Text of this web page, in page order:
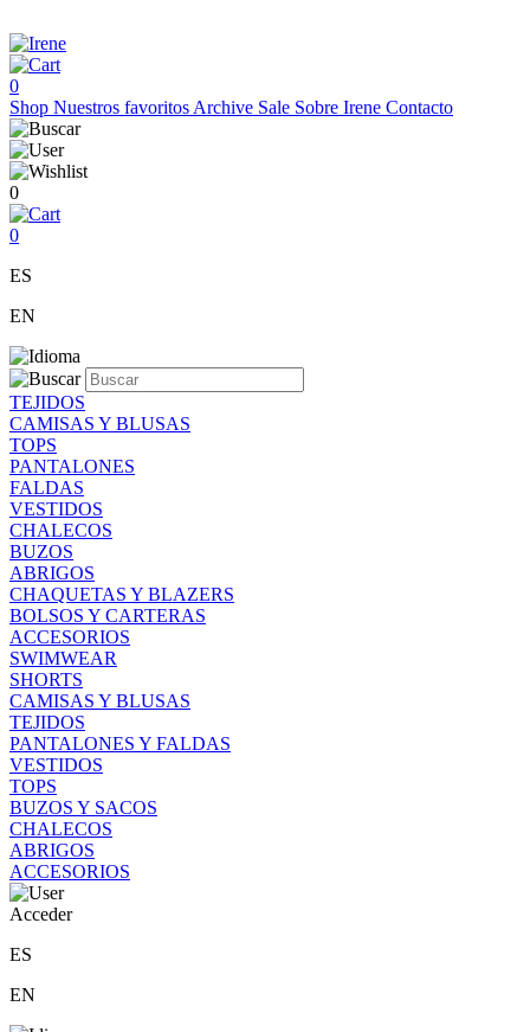
0
Shop Nuestros favoritos Archive Sale Sobre Irene Contacto
0
0
ES
EN
TEJIDOS
CAMISAS Y BLUSAS
TOPS
PANTALONES
FALDAS
VESTIDOS
CHALECOS
BUZOS
ABRIGOS
CHAQUETAS Y BLAZERS
BOLSOS Y CARTERAS
ACCESORIOS
SWIMWEAR
SHORTS
CAMISAS Y BLUSAS
TEJIDOS
PANTALONES Y FALDAS
VESTIDOS
TOPS
BUZOS Y SACOS
CHALECOS
ABRIGOS
ACCESORIOS
Acceder
ES
EN